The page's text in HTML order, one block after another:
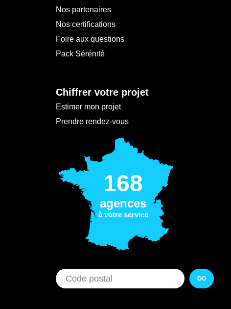
Nos partenaires
Nos certifications
Foire aux questions
Pack Sérénité
Chiffrer votre projet
Estimer mon projet
Prendre rendez-vous
168
agences
à votre service
GO